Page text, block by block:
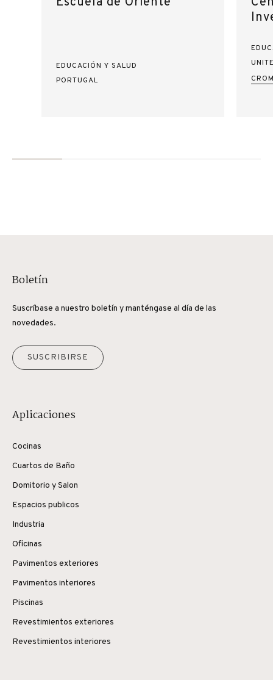
EDUCACIÓN Y SALUD
PORTUGAL
Boletín
Suscríbase a nuestro boletín y manténgase al día de las
novedades.
SUSCRIBIRSE
Aplicaciones
Cocinas
Cuartos de Baño
Domitorio y Salon
Espacios publicos
Industria
Oficinas
Pavimentos exteriores
Pavimentos interiores
Piscinas
Revestimientos exteriores
Revestimientos interiores